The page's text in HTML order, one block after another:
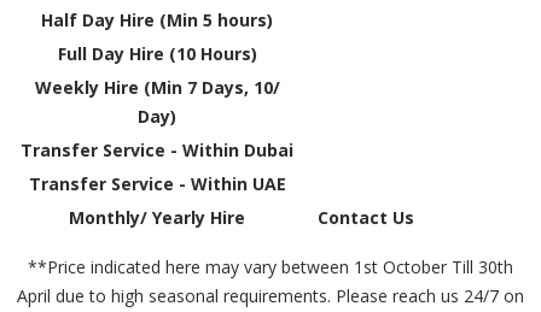
Half Day Hire (Min 5 hours)
Full Day Hire (10 Hours)
Weekly Hire (Min 7 Days, 10/
Day)
Transfer Service - Within Dubai
Transfer Service - Within UAE
Monthly/ Yearly Hire
Contact Us
**Price indicated here may vary between 1st October Till 30th
April due to high seasonal requirements. Please reach us 24/7 on